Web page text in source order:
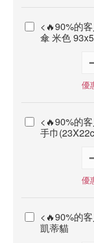
<🔥90%的
傘 米色
優
<🔥90%的
手巾
優
<🔥90%的
凱蒂貓